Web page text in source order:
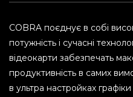
COBRA поєднує в собі
потужність і сучасні
відеокарти забезпечать
продуктивність в самих
в ультра настройках